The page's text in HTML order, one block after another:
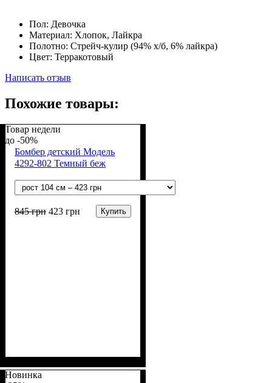
Пол: Девочка
Материал: Хлопок, Лайкра
Полотно: Стрейч-кулир (94% х/б, 6% лайкра)
Цвет: Терракотовый
Написать отзыв
Похожие товары:
Товар недели
-50%
Бомбер детский Модель
4292-802 Темный беж
845грн 423 грн Купить
Полиэстер
хлопок, 35% п/э)
Новинка